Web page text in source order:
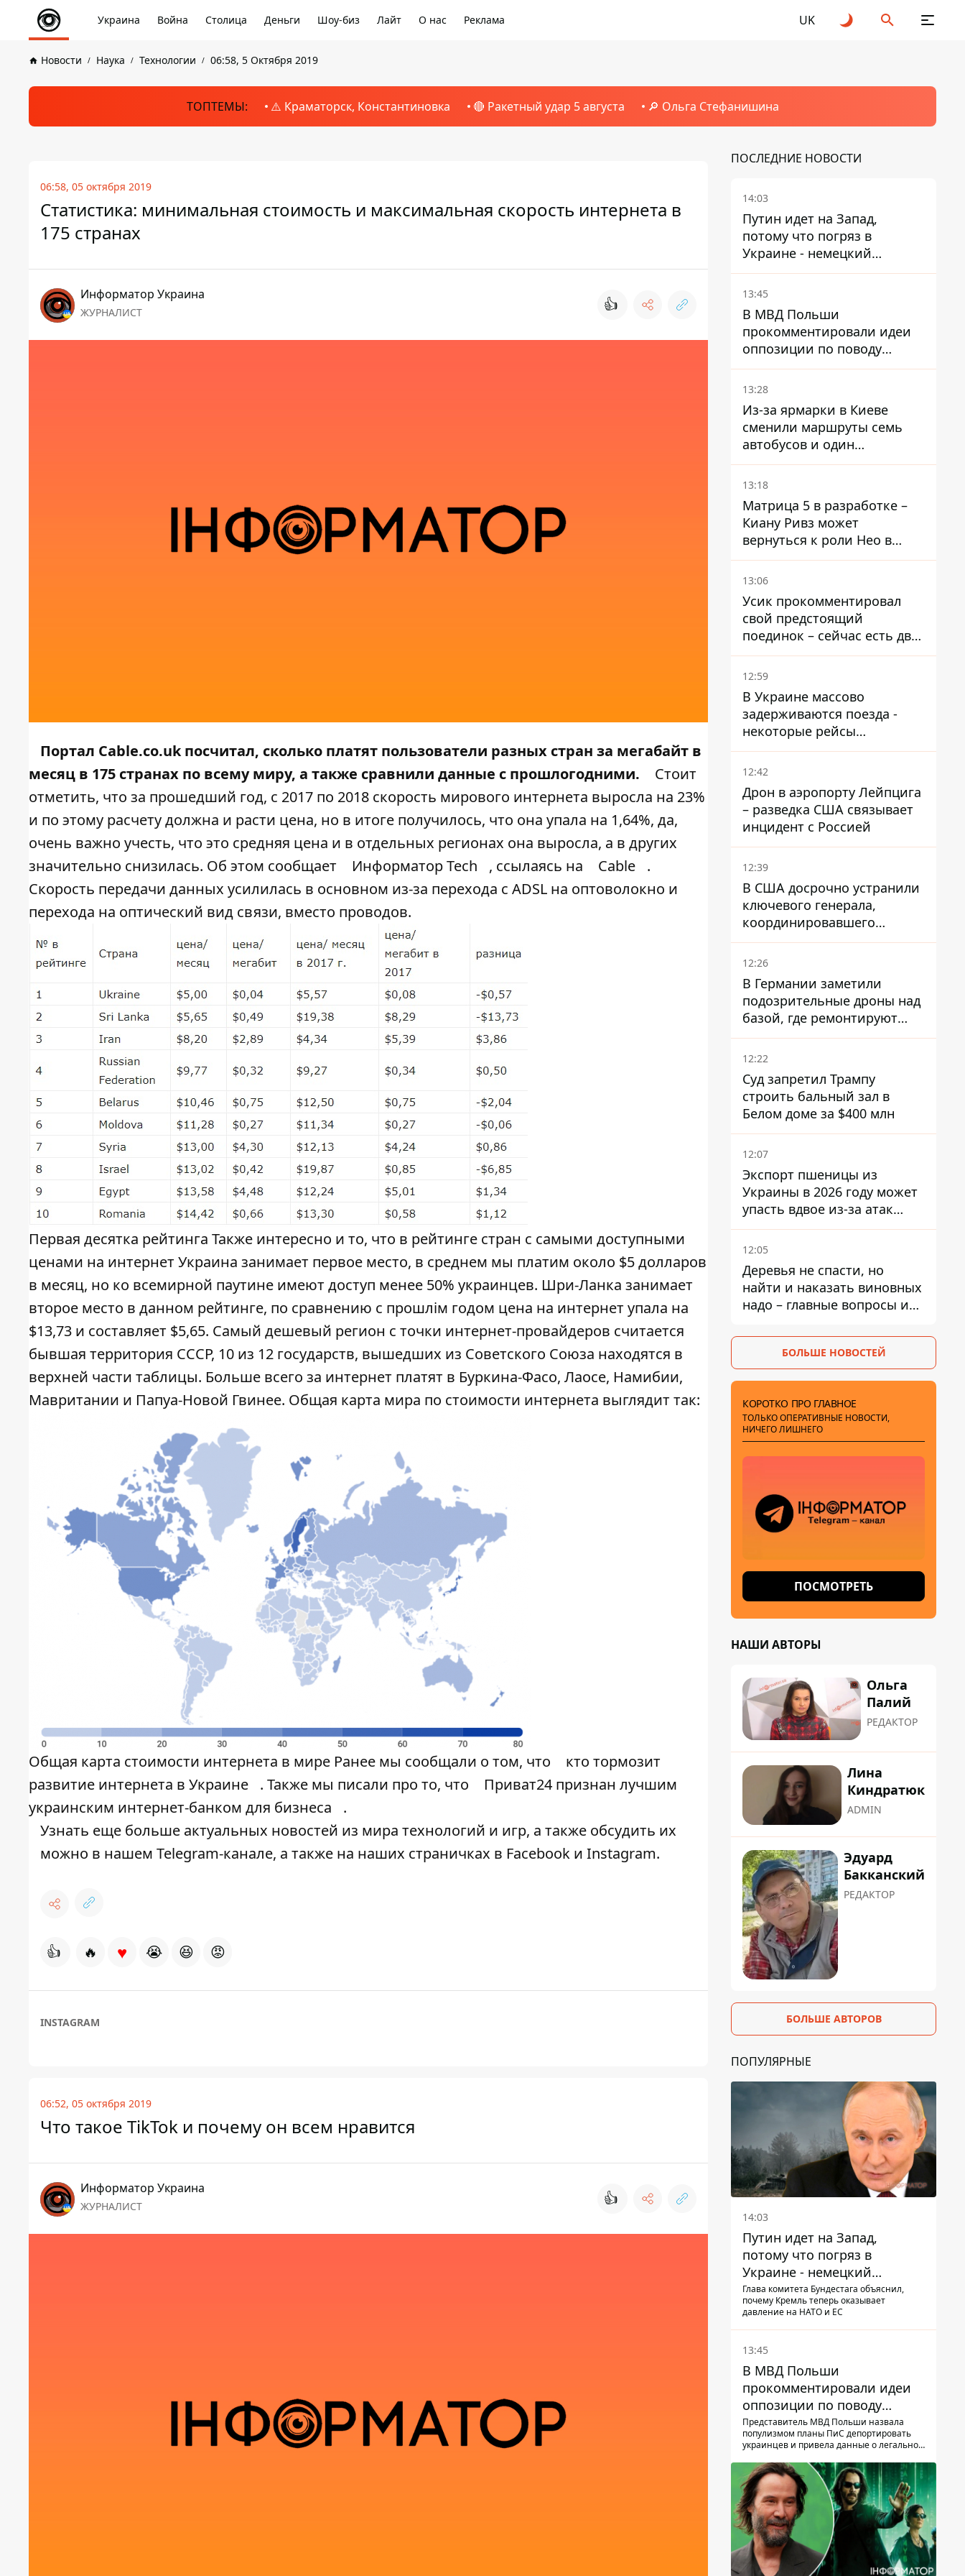
Украина Война Столица Деньги Шоу-биз Лайт О нас Реклама UK
Новости Наука Технологии 06:58, 5 Октября 2019
ТОПТЕМЫ: ⚠️ Краматорск, Константиновка 🔴 Ракетный удар 5 августа 🔎 Ольга Стефанишина
06:58, 05 октября 2019
Статистика: минимальная стоимость и максимальная скорость интернета в
175 странах
Информатор Украина
ЖУРНАЛИСТ 👍
Портал Сable.co.uk посчитал, сколько платят пользователи разных стран за мегабайт в
месяц в 175 странах по всему миру, а также сравнили данные с прошлогодними.
Стоит
отметить, что за прошедший год, с 2017 по 2018 скорость мирового интернета выросла на 23%
и по этому расчету должна и расти цена, но в итоге получилось, что она упала на 1,64%, да,
очень важно учесть, что это средняя цена и в отдельных регионах она выросла, а в других
значительно снизилась. Об этом сообщает
Информатор Tech , ссылаясь на Cable
.
Скорость передачи данных усилилась в основном из-за перехода с ADSL на оптоволокно и
перехода на оптический вид связи, вместо проводов.
Первая десятка рейтинга Также интересно и то, что в рейтинге стран с самыми доступными
ценами на интернет Украина занимает первое место, в среднем мы платим около $5 долларов
в месяц, но ко всемирной паутине имеют доступ менее 50% украинцев. Шри-Ланка занимает
второе место в данном рейтинге, по сравнению с прошлім годом цена на интернет упала на
$13,73 и составляет $5,65. Самый дешевый регион с точки интернет-провайдеров считается
бывшая территория СССР, 10 из 12 государств, вышедших из Советского Союза находятся в
верхней части таблицы. Больше всего за интернет платят в Буркина-Фасо, Лаосе, Намибии,
Мавритании и Папуа-Новой Гвинее. Общая карта мира по стоимости интернета выглядит так:
Общая карта стоимости интернета в мире Ранее мы сообщали о том, что
кто тормозит
развитие интернета в Украине
. Также мы писали про то, что
Приват24 признан лучшим
украинским интернет-банком для бизнеса
.
Узнать еще больше актуальных новостей из мира технологий и игр, а также обсудить их
можно в нашем Telegram-канале, а также на наших страничках в Facebook и Instagram.
👍 🔥 ♥ 😭 😆 😡
INSTAGRAM
06:52, 05 октября 2019
Что такое TikTok и почему он всем нравится
Информатор Украина
ЖУРНАЛИСТ 👍
ПОСЛЕДНИЕ НОВОСТИ
14:03
Путин идет на Запад,
потому что погряз в
Украине - немецкий
политик высказался о
планах РФ
13:45
В МВД Польши
прокомментировали идеи
оппозиции по поводу
депортации украинских
мужчин - абсурд и популизм
13:28
Из-за ярмарки в Киеве
сменили маршруты семь
автобусов и один
троллейбус
13:18
Матрица 5 в разработке –
Киану Ривз может
вернуться к роли Нео в
пятой части
13:06
Усик прокомментировал
свой предстоящий
поединок – сейчас есть два
варианта
12:59
В Украине массово
задерживаются поезда -
некоторые рейсы
опаздывают более чем на
12 часов
12:42
Дрон в аэропорту Лейпцига
– разведка США связывает
инцидент с Россией
12:39
В США досрочно устранили
ключевого генерала,
координировавшего
поддержку Украины -
причину умалчивают
12:26
В Германии заметили
подозрительные дроны над
базой, где ремонтируют
Patriot - СМИ
12:22
Суд запретил Трампу
строить бальный зал в
Белом доме за $400 млн
12:07
Экспорт пшеницы из
Украины в 2026 году может
упасть вдвое из-за атак
россиян по портам
12:05
Деревья не спасти, но
найти и наказать виновных
надо – главные вопросы и
Теремках
БОЛЬШЕ НОВОСТЕЙ
КОРОТКО ПРО ГЛАВНОЕ
ТОЛЬКО ОПЕРАТИВНЫЕ НОВОСТИ,
НИЧЕГО ЛИШНЕГО
ПОСМОТРЕТЬ
НАШИ АВТОРЫ
Ольга
Палий
РЕДАКТОР
Лина
Киндратюк
ADMIN
Эдуард
Бакканский
РЕДАКТОР
БОЛЬШЕ АВТОРОВ
ПОПУЛЯРНЫЕ
14:03
Путин идет на Запад,
потому что погряз в
Украине - немецкий
политик высказался о
планах РФ
Глава комитета Бундестага объяснил,
почему Кремль теперь оказывает
давление на НАТО и ЕС
13:45
В МВД Польши
прокомментировали идеи
оппозиции по поводу
депортации украинских
мужчин - абсурд и популизм
Представитель МВД Польши назвала
популизмом планы ПиС депортировать
украинцев и привела данные о легальной